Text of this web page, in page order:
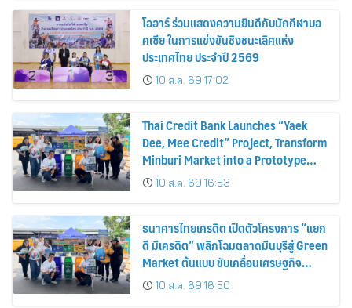
โออาร์ ร่วมแสดงความยินดีกับนักกีฬาบอ
คเซีย ในการแข่งขันชิงชนะเลิศแห่ง
ประเทศไทย ประจำปี 2569
10 ส.ค. 69 17:02
Thai Credit Bank Launches “Yaek
Dee, Mee Credit” Project, Transform
Minburi Market into a Prototype
Green Market, Driving the Circular
Economy and Turning Waste into
Extra Income for Vendors
10 ส.ค. 69 16:53
ธนาคารไทยเครดิต เปิดตัวโครงการ “แยก
ดี มีเครดิต” พลิกโฉมตลาดมีนบุรีสู่ Green
Market ต้นแบบ ขับเคลื่อนเศรษฐกิจ
หมุนเวียน พลิกขยะสร้างรายได้เสริมให้ผู้
ค้า
10 ส.ค. 69 16:50